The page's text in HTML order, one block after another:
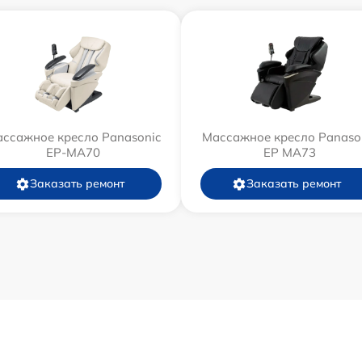
кресло Panasonic
EP-MA70
Заказать ремонт
Массажное кресло
EP MA73
Заказать ремонт